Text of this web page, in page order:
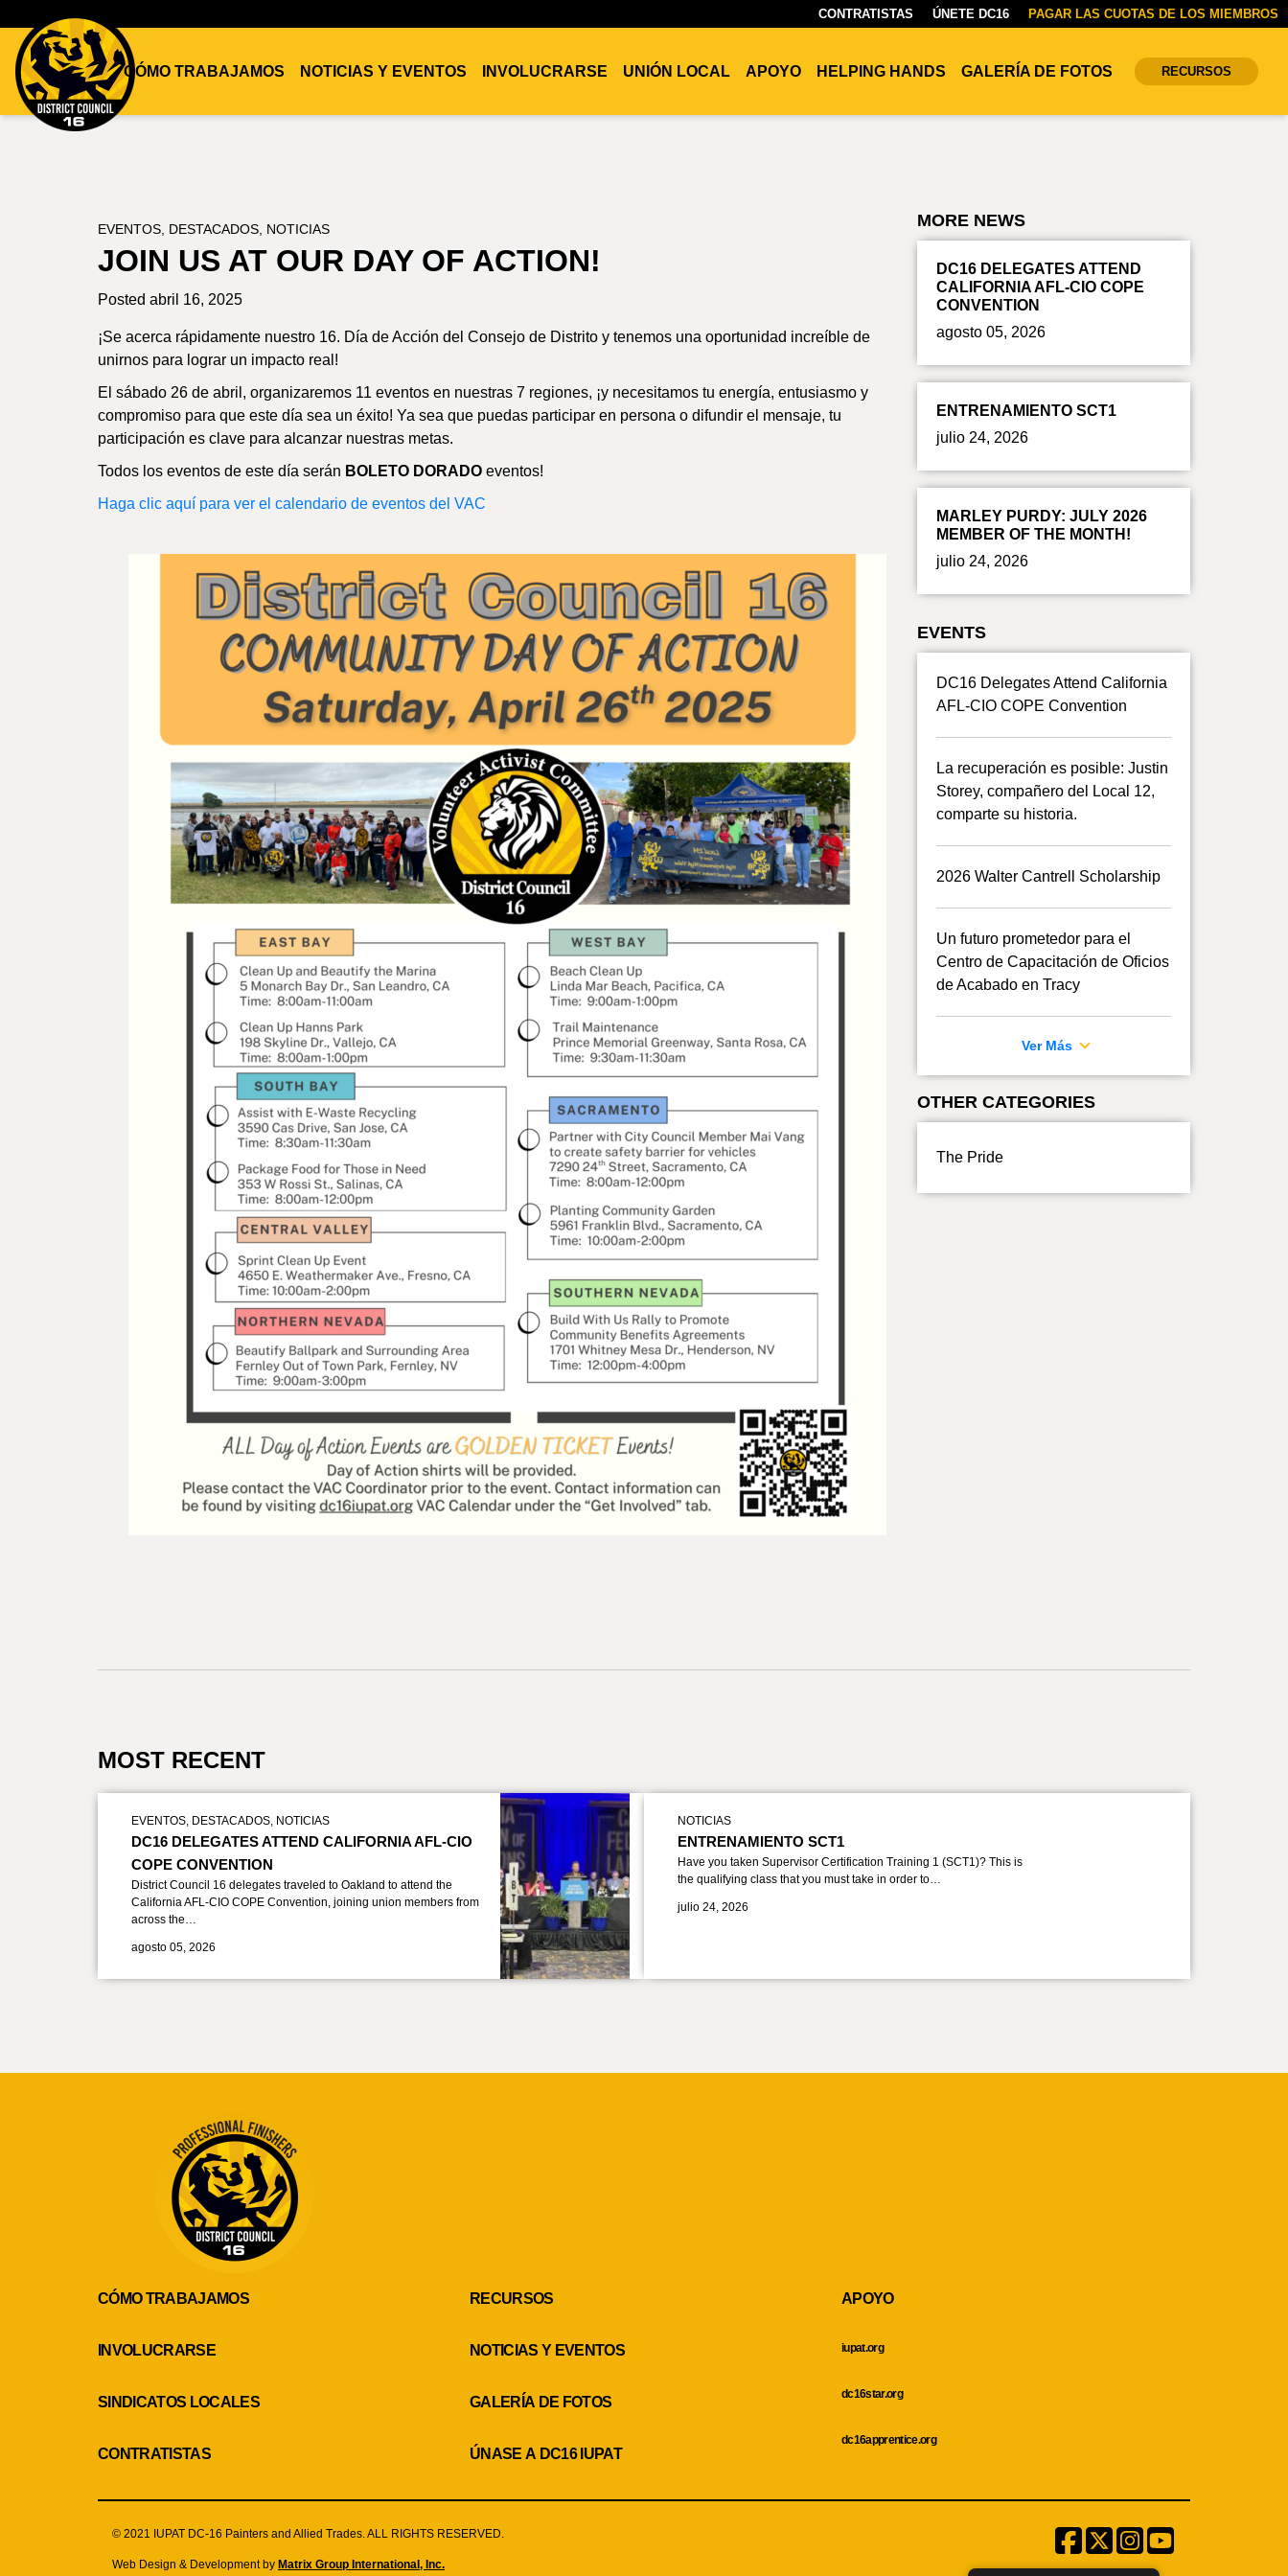
CONTRATISTAS ÚNETE DC16 PAGAR LAS CUOTAS DE LOS MIEMBROS
CÓMO TRABAJAMOS NOTICIAS Y EVENTOS INVOLUCRARSE UNIÓN LOCAL APOYO HELPING HANDS GALERÍA DE FOTOS RECURSOS
EVENTOS DESTACADOS NOTICIAS
JOIN US AT OUR DAY OF ACTION!
Posted abril 16, 2025
¡Se acerca rápidamente nuestro 16. Día de Acción del Consejo de Distrito y tenemos una oportunidad increíble de
unirnos para lograr un impacto real!
El sábado 26 de abril, organizaremos 11 eventos en nuestras 7 regiones, ¡y necesitamos tu energía, entusiasmo y
compromiso para que este día sea un éxito! Ya sea que puedas participar en persona o difundir el mensaje, tu
participación es clave para alcanzar nuestras metas.
Todos los eventos de este día serán BOLETO DORADO eventos!
Haga clic aquí para ver el calendario de eventos del VAC
MORE NEWS
DC16 DELEGATES ATTEND
CALIFORNIA AFL-CIO COPE
CONVENTION
agosto 05, 2026
ENTRENAMIENTO SCT1
julio 24, 2026
MARLEY PURDY: JULY 2026
MEMBER OF THE MONTH!
julio 24, 2026
EVENTS
DC16 Delegates Attend California
AFL-CIO COPE Convention
La recuperación es posible: Justin
Storey, compañero del Local 12,
comparte su historia.
2026 Walter Cantrell Scholarship
Un futuro prometedor para el
Centro de Capacitación de Oficios
de Acabado en Tracy
Ver Más
OTHER CATEGORIES
The Pride
MOST RECENT
EVENTOS, DESTACADOS, NOTICIAS
DC16 DELEGATES ATTEND CALIFORNIA AFL-CIO
COPE CONVENTION
District Council 16 delegates traveled to Oakland to attend the
California AFL-CIO COPE Convention, joining union members from
across the…
agosto 05, 2026
NOTICIAS
ENTRENAMIENTO SCT1
Have you taken Supervisor Certification Training 1 (SCT1)? This is
the qualifying class that you must take in order to…
julio 24, 2026
CÓMO TRABAJAMOS
INVOLUCRARSE
SINDICATOS LOCALES
CONTRATISTAS
RECURSOS
NOTICIAS Y EVENTOS
GALERÍA DE FOTOS
ÚNASE A DC16 IUPAT
APOYO
iupat.org
dc16star.org
dc16apprentice.org
© 2021 IUPAT DC-16 Painters and Allied Trades. ALL RIGHTS RESERVED. Facebook
TwitterInstagram
Menu
Item
Web Design & Development by Matrix Group International, Inc.